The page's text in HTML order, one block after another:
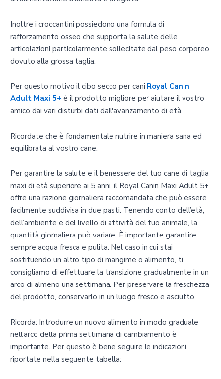
Inoltre i croccantini possiedono una formula di
rafforzamento osseo che supporta la salute delle
articolazioni particolarmente sollecitate dal peso corporeo
dovuto alla grossa taglia.
Per questo motivo il cibo secco per cani Royal Canin
Adult Maxi 5+ è il prodotto migliore per aiutare il vostro
amico dai vari disturbi dati dall'avanzamento di età.
Ricordate che è fondamentale nutrire in maniera sana ed
equilibrata al vostro cane.
Per garantire la salute e il benessere del tuo cane di taglia
maxi di età superiore ai 5 anni, il Royal Canin Maxi Adult 5+
offre una razione giornaliera raccomandata che può essere
facilmente suddivisa in due pasti. Tenendo conto dell’età,
dell’ambiente e del livello di attività del tuo animale, la
quantità giornaliera può variare. È importante garantire
sempre acqua fresca e pulita. Nel caso in cui stai
sostituendo un altro tipo di mangime o alimento, ti
consigliamo di effettuare la transizione gradualmente in un
arco di almeno una settimana. Per preservare la freschezza
del prodotto, conservarlo in un luogo fresco e asciutto.
Ricorda: Introdurre un nuovo alimento in modo graduale
nell’arco della prima settimana di cambiamento è
importante. Per questo è bene seguire le indicazioni
riportate nella seguente tabella: